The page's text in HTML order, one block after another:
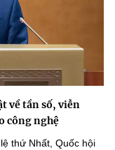
về tần số, viễn
công nghệ
thứ Nhất, Quốc hội